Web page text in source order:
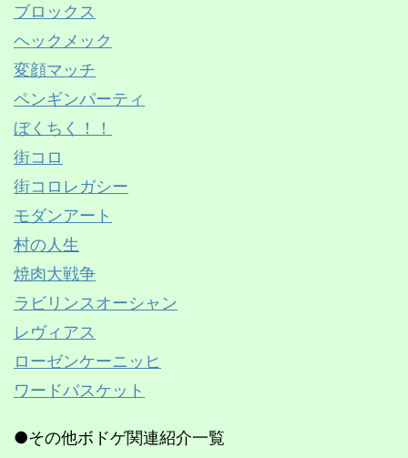
ブロックス
ヘックメック
変顔マッチ
ペンギンパーティ
ぼくちく！！
街コロ
街コロレガシー
モダンアート
村の人生
焼肉大戦争
ラビリンスオーシャン
レヴィアス
ローゼンケーニッヒ
ワードバスケット
●その他ボドゲ関連紹介一覧